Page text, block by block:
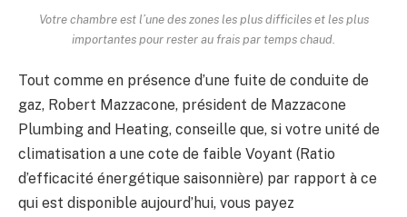
Votre chambre est l’une des zones les plus difficiles et les plus
importantes pour rester au frais par temps chaud.
Tout comme en présence d’une fuite de conduite de
gaz, Robert Mazzacone, président de Mazzacone
Plumbing and Heating, conseille que, si votre unité de
climatisation a une cote de faible Voyant (Ratio
d’efficacité énergétique saisonnière) par rapport à ce
qui est disponible aujourd’hui, vous payez